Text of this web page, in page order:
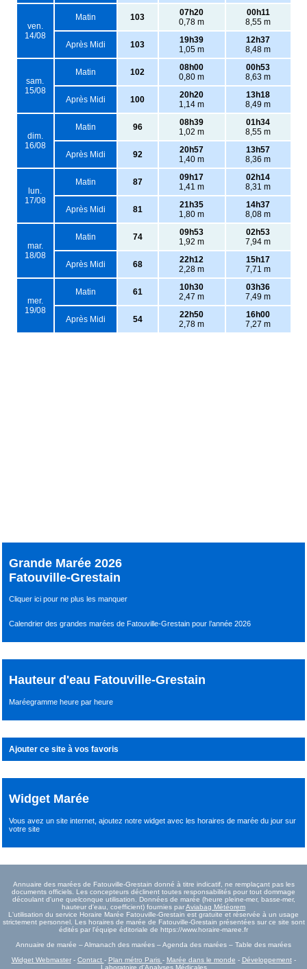
ven.
14/08
Matin 103
07h20
0,78 m
00h11
8,55 m
Après Midi 103
19h39
1,05 m
12h37
8,48 m
sam.
15/08
Matin 102
08h00
0,80 m
00h53
8,63 m
Après Midi 100
20h20
1,14 m
13h18
8,49 m
dim.
16/08
Matin 96
08h39
1,02 m
01h34
8,55 m
Après Midi 92
20h57
1,40 m
13h57
8,36 m
lun.
17/08
Matin 87
09h17
1,41 m
02h14
8,31 m
Après Midi 81
21h35
1,80 m
14h37
8,08 m
mar.
18/08
Matin 74
09h53
1,92 m
02h53
7,94 m
Après Midi 68
22h12
2,28 m
15h17
7,71 m
mer.
19/08
Matin 61
10h30
2,47 m
03h36
7,49 m
Après Midi 54
22h50
2,78 m
16h00
7,27 m
Grande Marée 2026
Fatouville-Grestain
Cliquer ici pour ne plus les manquer
Calendrier des grandes marées de Fatouville-Grestain pour l’année 2026
Hauteur d'eau Fatouville-Grestain
Maréegramme heure par heure
Ajouter ce site à vos favoris
Widget Marée
Vous avez un site internet,ajoutez notre widget avec les horaires de marée du joursur
votre site
Annuaire des marées de Fatouville-Grestain donné à titre indicatif, ne remplaçant pas les
documents officiels. Les concepteurs déclinent toutes responsabilités pour tout dommage
découlant d'une quelconque utilisation. Données de marée (heure pleine-mer, basse-mer,
hauteur d'eau, coefficient) fournies parAviabag Météorem
L'utilisation du service Horaire Marée Fatouville-Grestain est gratuite et réservée à un usage
strictement personnel. Les horaires de marée de Fatouville-Grestain présentées sur ce site sont
édités par l'équipe éditoriale de https://www.horaire-maree.fr
Annuaire de marée – Almanach des marées – Agenda des marées – Table des marées
Widget Webmaster- Contact - Plan métro Paris - Marée dans le monde - Développement-